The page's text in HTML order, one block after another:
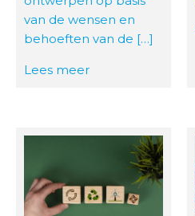
van de wensen en
behoeften van de […]
Lees meer